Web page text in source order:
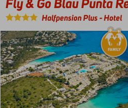
Halfpension Plus-Hotel